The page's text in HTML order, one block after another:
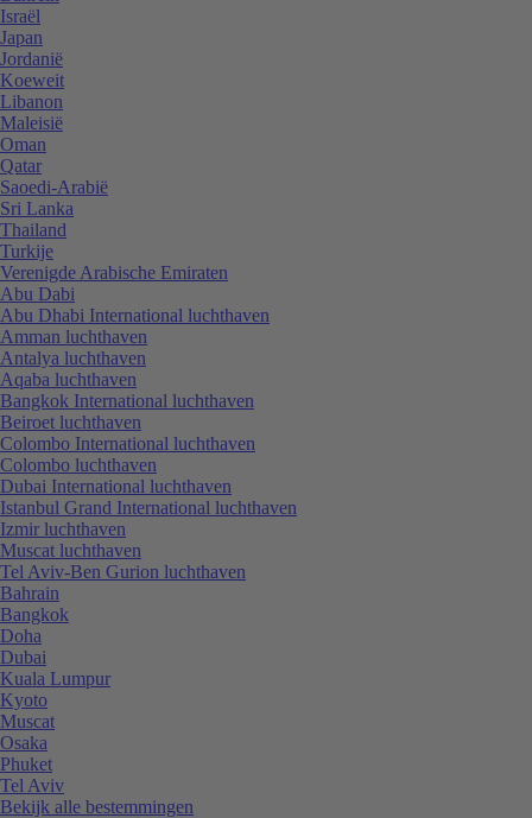
Israël
Japan
Jordanië
Koeweit
Libanon
Maleisië
Oman
Qatar
Saoedi-Arabië
Sri Lanka
Thailand
Turkije
Verenigde Arabische Emiraten
Abu Dabi
Abu Dhabi International luchthaven
Amman luchthaven
Antalya luchthaven
Aqaba luchthaven
Bangkok International luchthaven
Beiroet luchthaven
Colombo International luchthaven
Colombo luchthaven
Dubai International luchthaven
Istanbul Grand International luchthaven
Izmir luchthaven
Muscat luchthaven
Tel Aviv-Ben Gurion luchthaven
Bahrain
Bangkok
Doha
Dubai
Kuala Lumpur
Kyoto
Muscat
Osaka
Phuket
Tel Aviv
Bekijk alle bestemmingen